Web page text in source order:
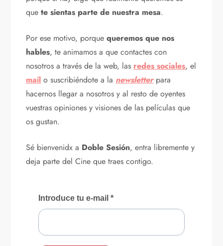
quete sientas parte de nuestra mesa.
Por ese motivo, porquequeremos que nos
hables, te animamos a que contactes con
nosotros a través de la web, las redes sociales, el
mail o suscribiéndote a la newsletterpara
hacernos llegar a nosotros y al resto de oyentes
vuestras opiniones y visiones de las películas que
os gustan.
Sé bienvenidx a Doble Sesión, entra libremente y
deja parte del Cine que traes contigo.
Introduce tu e-mail*